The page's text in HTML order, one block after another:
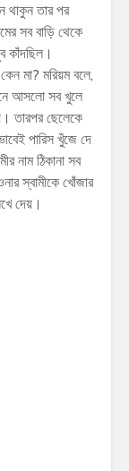
থাকুন তার পর
সব বাড়ি থেকে
কাঁদছিল।
মা? মরিয়ম বলে,
আসলো সব খুলে
তারপর ছেলেকে
পারিস খুঁজে দে
নাম ঠিকানা সব
স্বামীকে খোঁজার
দেয়।